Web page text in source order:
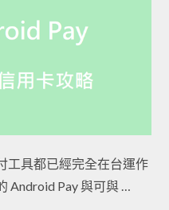
工具都已經完全在台運作
Android Pay 與可與 …